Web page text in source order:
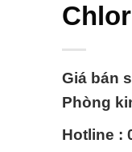
Giá bán
Phòng
Hotline :